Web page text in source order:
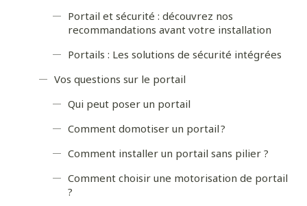
Portail et sécurité : découvrez nos
recommandations avant votre installation
Portails : Les solutions de sécurité intégrées
Vos questions sur le portail
Qui peut poser un portail
Comment domotiser un portail ?
Comment installer un portail sans pilier ?
Comment choisir une motorisation de portail
?